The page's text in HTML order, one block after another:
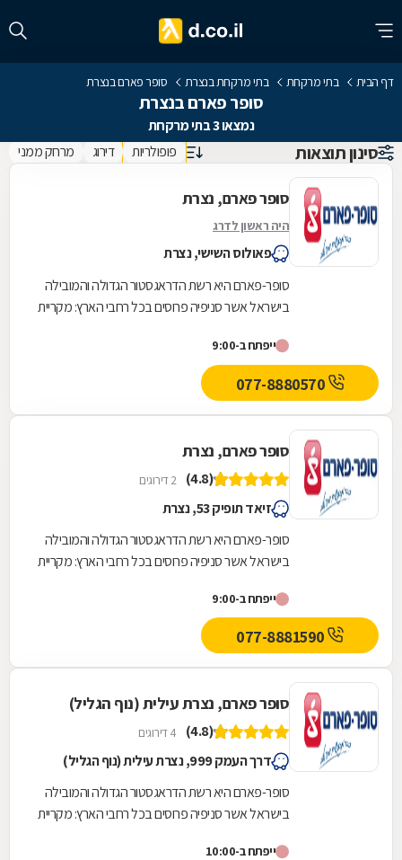
דף הבית בתי מרקחת בתי מרקחת בנצרת סופר פארם בנצרת
סופר פארם בנצרת
נמצאו 3 בתי מרקחת
סינון תוצאות פופולריות דירוג מרחק ממני
סופר פארם, נצרת
היה ראשון לדרג
פאולוס השישי, נצרת
סופר-פארם היא רשת הדראגסטור הגדולה והמובילה
בישראל אשר סניפיה פרוסים בכל רחבי הארץ: מקריית
ייפתח ב-9:00
סופר פארם, נצרת
(4.8) 2 דירוגים
זיאד תופיק 53, נצרת
סופר-פארם היא רשת הדראגסטור הגדולה והמובילה
בישראל אשר סניפיה פרוסים בכל רחבי הארץ: מקריית
ייפתח ב-9:00
סופר פארם, נצרת עילית (נוף הגליל)
(4.8) 4 דירוגים
דרך העמק 999, נצרת עילית (נוף הגליל)
סופר-פארם היא רשת הדראגסטור הגדולה והמובילה
בישראל אשר סניפיה פרוסים בכל רחבי הארץ: מקריית
ייפתח ב-10:00